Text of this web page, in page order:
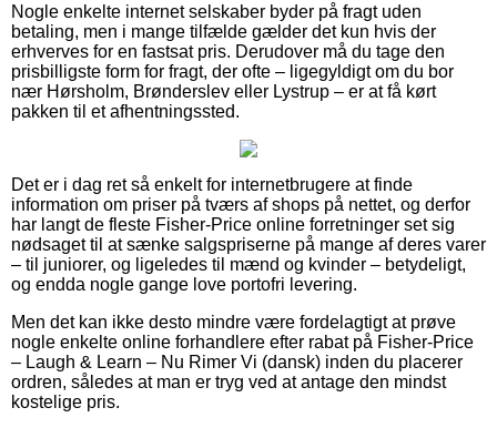
Nogle enkelte internet selskaber byder på fragt uden
betaling, men i mange tilfælde gælder det kun hvis der
erhverves for en fastsat pris. Derudover må du tage den
prisbilligste form for fragt, der ofte – ligegyldigt om du bor
nær Hørsholm, Brønderslev eller Lystrup – er at få kørt
pakken til et afhentningssted.
Det er i dag ret så enkelt for internetbrugere at finde
information om priser på tværs af shops på nettet, og derfor
har langt de fleste Fisher-Price online forretninger set sig
nødsaget til at sænke salgspriserne på mange af deres varer
– til juniorer, og ligeledes til mænd og kvinder – betydeligt,
og endda nogle gange love portofri levering.
Men det kan ikke desto mindre være fordelagtigt at prøve
nogle enkelte online forhandlere efter rabat på Fisher-Price
– Laugh & Learn – Nu Rimer Vi (dansk) inden du placerer
ordren, således at man er tryg ved at antage den mindst
kostelige pris.